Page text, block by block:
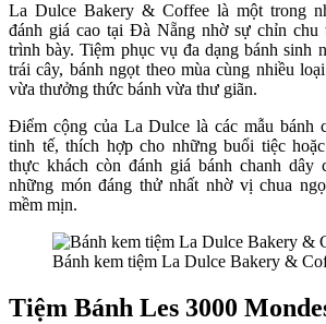
La Dulce Bakery & Coffee là một trong
đánh giá cao tại Đà Nẵng nhờ sự chỉn chu
trình bày. Tiệm phục vụ đa dạng bánh sinh
trái cây, bánh ngọt theo mùa cùng nhiều
vừa thưởng thức bánh vừa thư giãn.
Điểm cộng của La Dulce là các mẫu bánh
tinh tế, thích hợp cho những buổi tiệc
thực khách còn đánh giá bánh chanh dây
những món đáng thử nhất nhờ vị chua
mềm mịn.
Bánh kem tiệm La Dulce Bakery &
Tiệm Bánh Les 3000